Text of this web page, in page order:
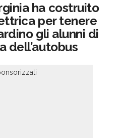
ha costruito
per tenere
gli alunni di
dell’autobus